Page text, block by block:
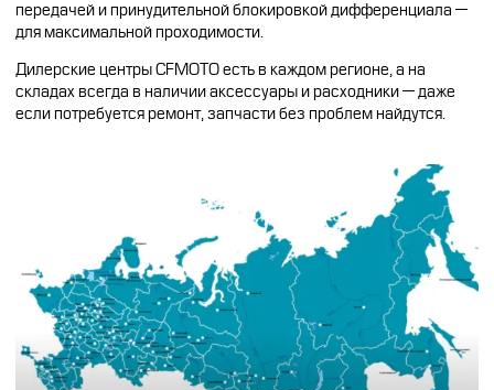
передачей и принудительной блокировкой дифференциала —
для максимальной проходимости.
Дилерские центры CFMOTO есть в каждом регионе, а на
складах всегда в наличии аксессуары и расходники — даже
если потребуется ремонт, запчасти без проблем найдутся.